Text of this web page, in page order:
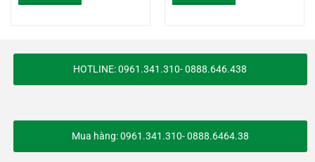
HOTLINE: 0961.341.310- 0888.646.438
Mua hàng: 0961.341.310- 0888.6464.38